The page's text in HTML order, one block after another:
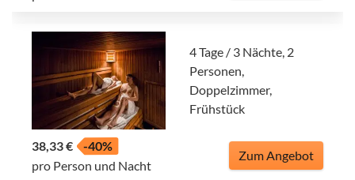
4 Tage / 3 Nächte, 2
Personen,
Doppelzimmer,
Frühstück
38,33 €
-40%
pro Person und Nacht
Zum Angebot